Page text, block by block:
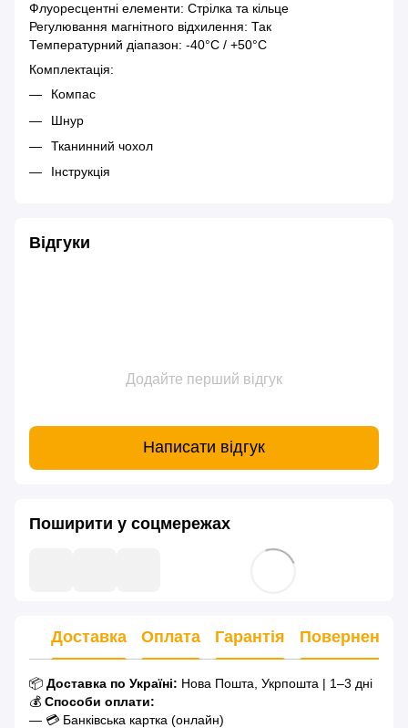
Флуоресцентні елементи: Стрілка та кільце
Регулювання магнітного відхилення: Так
Температурний діапазон: -40°C / +50°C
Комплектація:
Компас
Шнур
Тканинний чохол
Інструкція
Відгуки
Додайте перший відгук
Написати відгук
Поширити у соцмережах
Доставка Оплата Гарантія Повернення
📦 Доставка по Україні: Нова Пошта, Укрпошта | 1–3 дні
💰 Способи оплати:
— 💳 Банківська картка (онлайн)